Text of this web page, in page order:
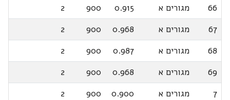
66
מגורים א 0.915
900
2
67
מגורים א 0.968
900
2
68
מגורים א 0.987
900
2
69
מגורים א 0.968
900
2
7
מגורים א 0.900
900
2